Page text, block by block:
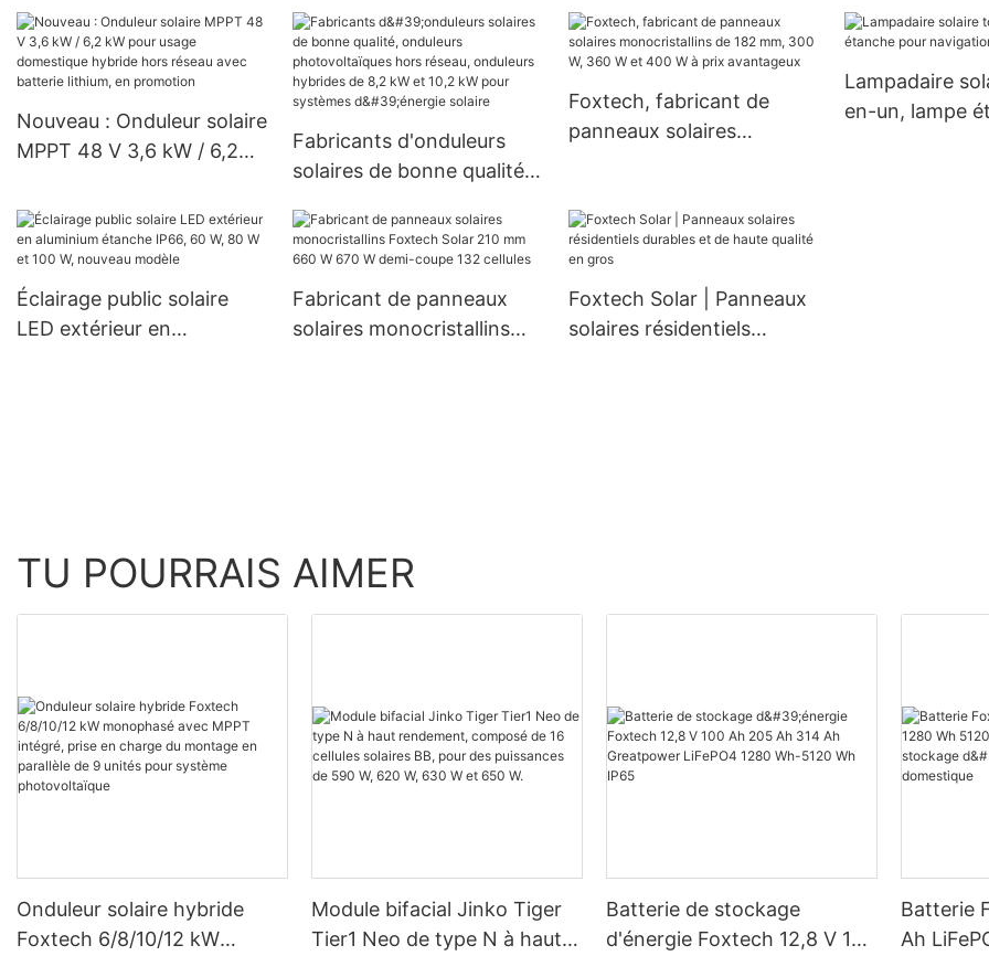
Foxtech
16 cellules solaires BB,
pour des puissances de
590 W, 620 W, 630 W et
Brésil et la Colombie :
système hors réseau 120 V
kW 6 kW 48 V
prix de gros
systèmes hors
Nouveau : Onduleur solaire
MPPT 48 V 3,6 kW / 6,2
domestique hybride hors
réseau avec batterie
lithium, en promotion
Fabricants d'onduleurs
solaires de bonne qualité,
hors réseau, onduleurs
hybrides de 8,2 kW et 10,2
kW pour systèmes
d'énergie solaire
Foxtech, fabricant de
panneaux solaires
W à prix avantageux
Lampadaire
en-un, lampe
Éclairage public solaire
LED extérieur en
Fabricant de panneaux
solaires monocristallins
Foxtech Solar | Panneaux
solaires résidentiels
TU POURRAIS AIMER
Onduleur solaire hybride
Foxtech 6/8/10/12 kW
Module bifacial Jinko Tiger
Tier1 Neo de type N à haut
Batterie de stockage
d'énergie Foxtech 12,8 V 100
Batterie
Ah